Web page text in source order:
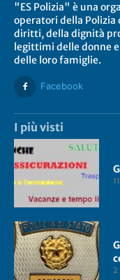
"ES Polizia" è una
operatori della
diritti, della dignità
legittimi delle donne
delle loro famiglie.
Facebook
I più visti
2